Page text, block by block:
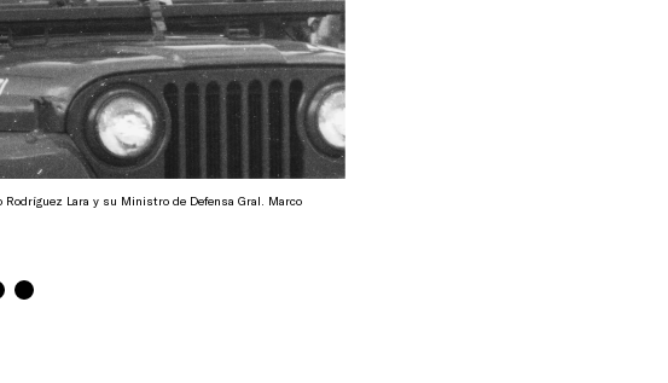
Lara y su Ministro de Defensa Gral. Marco